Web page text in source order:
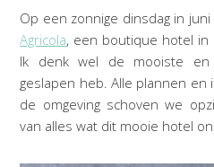
Op een zonnige dinsdag in
Agricola, een boutique hotel in
Ik denk wel de mooiste
geslapen heb. Alle plannen
de omgeving schoven we
van alles wat dit mooie hotel